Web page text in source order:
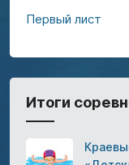
Первый лист
Итоги